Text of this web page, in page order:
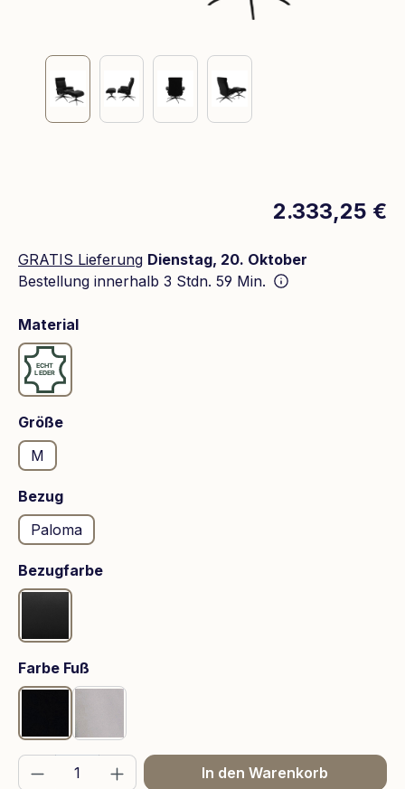
2.333,25 €
GRATIS Lieferung Dienstag, 20. Oktober
Bestellung innerhalb 3 Stdn. 59 Min.
Materialauswählen
Leder
Größeauswählen
M
Bezugauswählen
Paloma
Bezugfarbeauswählen
Farbe Fuß
Produkt Anzahl: Gib den gewünschten
In den Warenkorb